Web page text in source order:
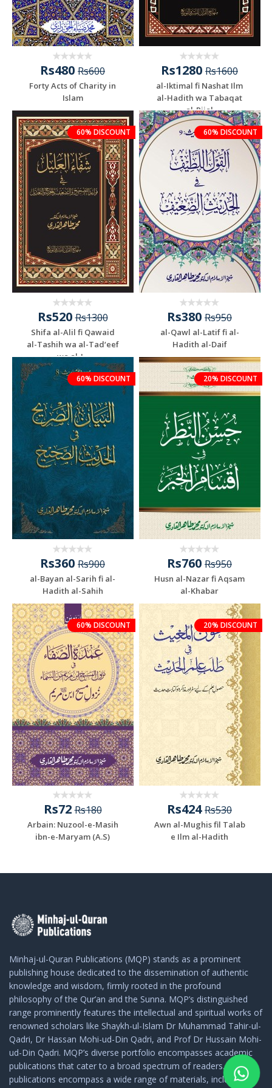
Rs480 Rs600
Forty Acts of Charity in
Islam
Rs1280 Rs1600
al-Iktimal fi Nashat Ilm
al-Hadith wa Tabaqat
al-Rijal
60% DISCOUNT
Rs520Rs1300
Shifa al-Alil fi Qawaid
al-Tashih wa al-Tad‘eef
wa al-J...
60% DISCOUNT
Rs380 Rs950
al-Qawl al-Latif fi al-
Hadith al-Daif
60% DISCOUNT
Rs360 Rs900
al-Bayan al-Sarih fi al-
Hadith al-Sahih
20% DISCOUNT
Rs760 Rs950
Husn al-Nazar fi Aqsam
al-Khabar
60% DISCOUNT
Rs72Rs180
Arbain: Nuzool-e-Masih
ibn-e-Maryam (A.S)
20% DISCOUNT
Rs424Rs530
Awn al-Mughis fil Talab
e Ilm al-Hadith
Minhaj-ul-Quran Publications (MQP) stands as a prominent
publishing house dedicated to the dissemination of authentic
knowledge and wisdom, firmly rooted in the profound
philosophy of the Qur’an and the Sunna. MQP’s distinguished
range prominently features the intellectual and spiritual works of
renowned scholars like Shaykh-ul-Islam Dr Muhammad Tahir-ul-
Qadri, Dr Hassan Mohi-ud-Din Qadri, and Prof Dr Hussain Mohi-
ud-Din Qadri. MQP’s diverse portfolio encompasses academic
publications that cater to a broad spectrum of readers. These
publications encompass a wide range of materials, including